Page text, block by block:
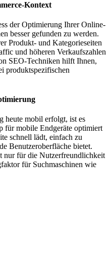
Kontext
der Optimierung Ihrer Online-
besser gefunden zu werden.
Produkt- und Kategorieseiten
und höheren Verkaufszahlen
SEO-Techniken hilft Ihnen,
produktspezifischen
heute mobil erfolgt, ist es
für mobile Endgeräte optimiert
schnell lädt, einfach zu
Benutzeroberfläche bietet.
nur für die Nutzerfreundlichkeit
für Suchmaschinen wie